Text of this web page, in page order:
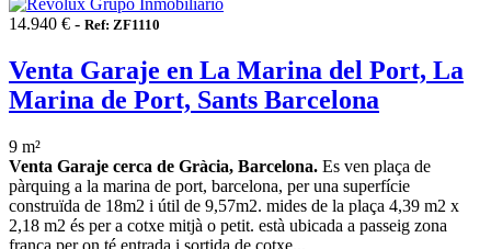
14.940 € - Ref: ZF1110
Venta Garaje en La Marina del Port, La
Marina de Port, Sants Barcelona
9 m²
Venta Garaje cerca de Gràcia, Barcelona. Es ven plaça de
pàrquing a la marina de port, barcelona, per una superfície
construïda de 18m2 i útil de 9,57m2. mides de la plaça 4,39 m2 x
2,18 m2 és per a cotxe mitjà o petit. està ubicada a passeig zona
franca per on té entrada i sortida de cotxe...